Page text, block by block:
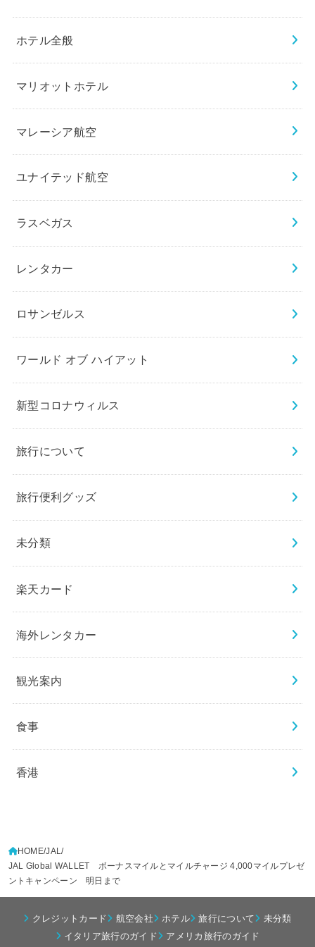
ホテル全般
マリオットホテル
マレーシア航空
ユナイテッド航空
ラスベガス
レンタカー
ロサンゼルス
ワールド オブ ハイアット
新型コロナウィルス
旅行について
旅行便利グッズ
未分類
楽天カード
海外レンタカー
観光案内
食事
香港
HOME JAL
JAL Global WALLET ボーナスマイルとマイルチャージ 4,000マイルプレゼ
ントキャンペーン 明日まで
クレジットカード 航空会社 ホテル 旅行について
未分類
イタリア旅行のガイド
アメリカ旅行のガイド